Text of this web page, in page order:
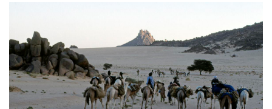
Pronto se llega al campamento para pasar la
noche - Región de Temet - Monte Tazoubit al